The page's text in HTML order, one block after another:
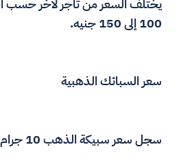
100 إلى 150 جنيه.
سعر السبائك الذهبية
سجل سعر سبيكة الذهب 10 جرام نحو 73500 جنيهًا.